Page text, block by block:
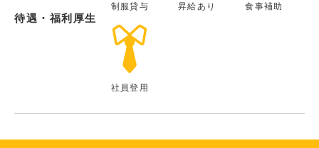
待遇・福利厚生
制服貸与 昇給あり 食事補助
社員登用